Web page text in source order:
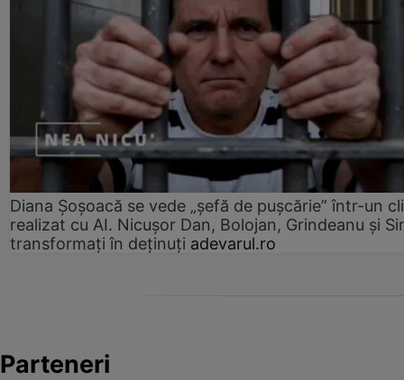
Diana Șoșoacă se vede „șefă de pușcărie” într-un
realizat cu AI. Nicușor Dan, Bolojan, Grindeanu și
transformați în deținuți adevarul.ro
Parteneri